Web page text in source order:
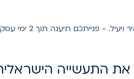
תיענה תוך 2 ימי עסקים.
התעשייה